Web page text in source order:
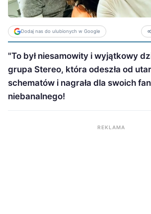
Dodaj nas do ulubionych w Google
"To był niesamowity i wyjątkowy
grupa Stereo, która odeszła od
schematów i nagrała dla swoich
niebanalnego!
REKLAMA